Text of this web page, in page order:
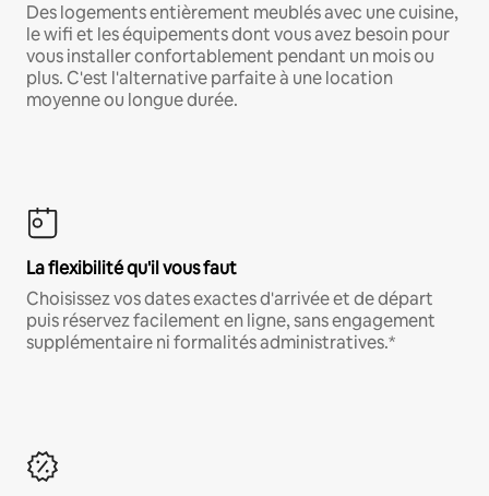
Des logements entièrement meublés avec une cuisine,
le wifi et les équipements dont vous avez besoin pour
vous installer confortablement pendant un mois ou
plus. C'est l'alternative parfaite à une location
moyenne ou longue durée.
La flexibilité qu'il vous faut
Choisissez vos dates exactes d'arrivée et de départ
puis réservez facilement en ligne, sans engagement
supplémentaire ni formalités administratives.*